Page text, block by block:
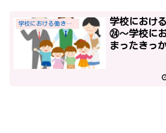
学校における働き方改革
学校におけ
㉔～学校に
まったきっ
務改善のた